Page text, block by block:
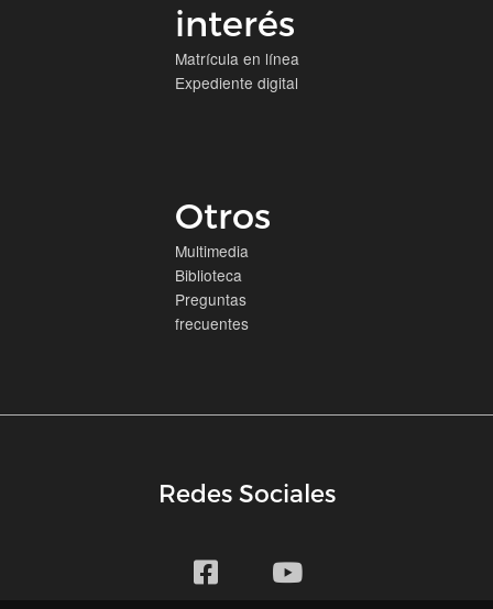
interés
Matrícula en línea
Expediente digital
Otros
Multimedia
Biblioteca
Preguntas
frecuentes
Redes Sociales